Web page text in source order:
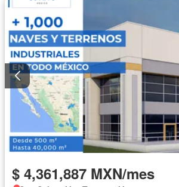
$ 4,361,887 MXN/mes